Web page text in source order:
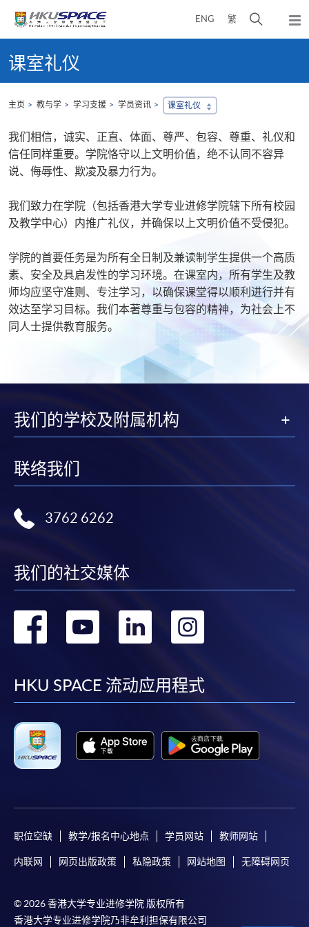
ENG 繁
开
弹
出
单
content
start课室礼仪
主页 教与学 学习支援 学员资讯 课室礼仪
我们相信，诚实、正直、体面、尊严、包容、尊重、礼仪和
信任同样重要。学院恪守以上文明价值，绝不认同不容异
说、侮辱性、欺凌及暴力行为。
我们致力在学院（包括香港大学专业进修学院辖下所有校园
及教学中心）内推广礼仪，并确保以上文明价值不受侵犯。
学院的首要任务是为所有全日制及兼读制学生提供一个高质
素、安全及具启发性的学习环境。在课室内，所有学生及教
师均应坚守准则、专注学习，以确保课堂得以顺利进行并有
效达至学习目标。我们本著尊重与包容的精神，为社会上不
同人士提供教育服务。
我们的学校及附属机构
联络我们
3762 6262
我们的社交媒体
转
facebook
转
youtube
转
linkedin
转
HKU SPACE 流动应用程式
职位空缺 教学/报名中心地点 学员网站 教师网站
内联网 网页出版政策 私隐政策 网站地图 无障碍网页
© 2026 香港大学专业进修学院 版权所有
香港大学专业进修学院乃非牟利担保有限公司